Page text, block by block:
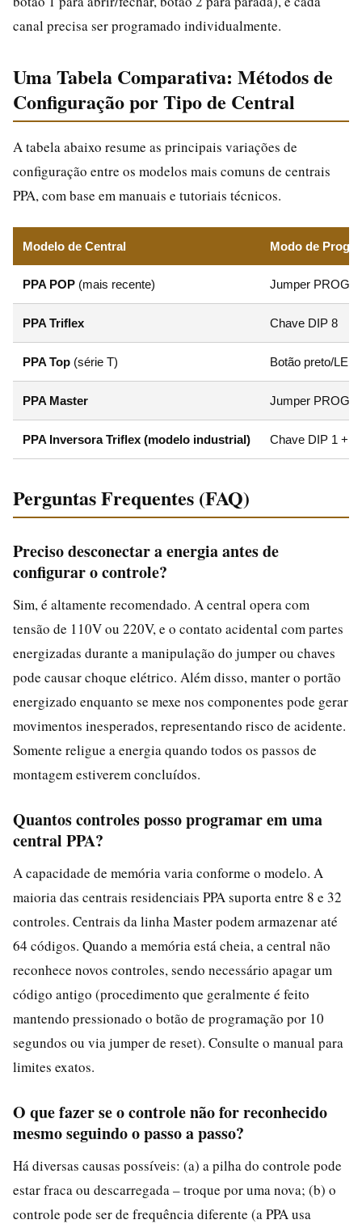
canal precisa ser programado individualmente.
Uma Tabela Comparativa: Métodos de
Configuração por Tipo de Central
A tabela abaixo resume as principais variações de
configuração entre os modelos mais comuns de centrais
PPA, com base em manuais e tutoriais técnicos.
Modelo de Central Modo de
PPA POP (mais recente) Jumper PROG
PPA Triflex Chave DIP 8
PPA Top (série T) Botão preto/
PPA Master Jumper PROG
PPA Inversora Triflex (modelo industrial) Chave DIP 1 +
Perguntas Frequentes (FAQ)
Preciso desconectar a energia antes de
configurar o controle?
Sim, é altamente recomendado. A central opera com
tensão de 110V ou 220V, e o contato acidental com partes
energizadas durante a manipulação do jumper ou chaves
pode causar choque elétrico. Além disso, manter o portão
energizado enquanto se mexe nos componentes pode gerar
movimentos inesperados, representando risco de acidente.
Somente religue a energia quando todos os passos de
montagem estiverem concluídos.
Quantos controles posso programar em uma
central PPA?
A capacidade de memória varia conforme o modelo. A
maioria das centrais residenciais PPA suporta entre 8 e 32
controles. Centrais da linha Master podem armazenar até
64 códigos. Quando a memória está cheia, a central não
reconhece novos controles, sendo necessário apagar um
código antigo (procedimento que geralmente é feito
mantendo pressionado o botão de programação por 10
segundos ou via jumper de reset). Consulte o manual para
limites exatos.
O que fazer se o controle não for reconhecido
mesmo seguindo o passo a passo?
Há diversas causas possíveis: (a) a pilha do controle pode
estar fraca ou descarregada – troque por uma nova; (b) o
controle pode ser de frequência diferente (a PPA usa